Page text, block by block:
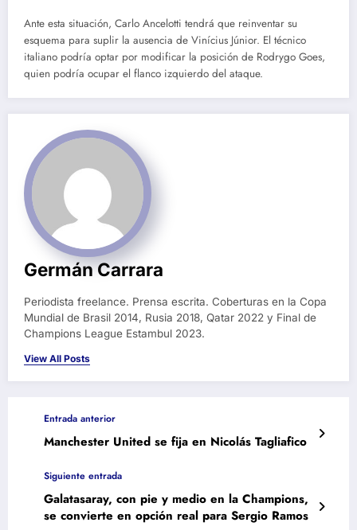
Ante esta situación, Carlo Ancelotti tendrá que reinventar su
esquema para suplir la ausencia de Vinícius Júnior. El técnico
italiano podría optar por modificar la posición de Rodrygo Goes,
quien podría ocupar el flanco izquierdo del ataque.
Germán Carrara
Periodista freelance. Prensa escrita. Coberturas en la Copa
Mundial de Brasil 2014, Rusia 2018, Qatar 2022 y Final de
Champions League Estambul 2023.
View All Posts
Entrada anterior
Manchester United se fija en Nicolás Tagliafico
Siguiente entrada
Galatasaray, con pie y medio en la Champions,
se convierte en opción real para Sergio Ramos